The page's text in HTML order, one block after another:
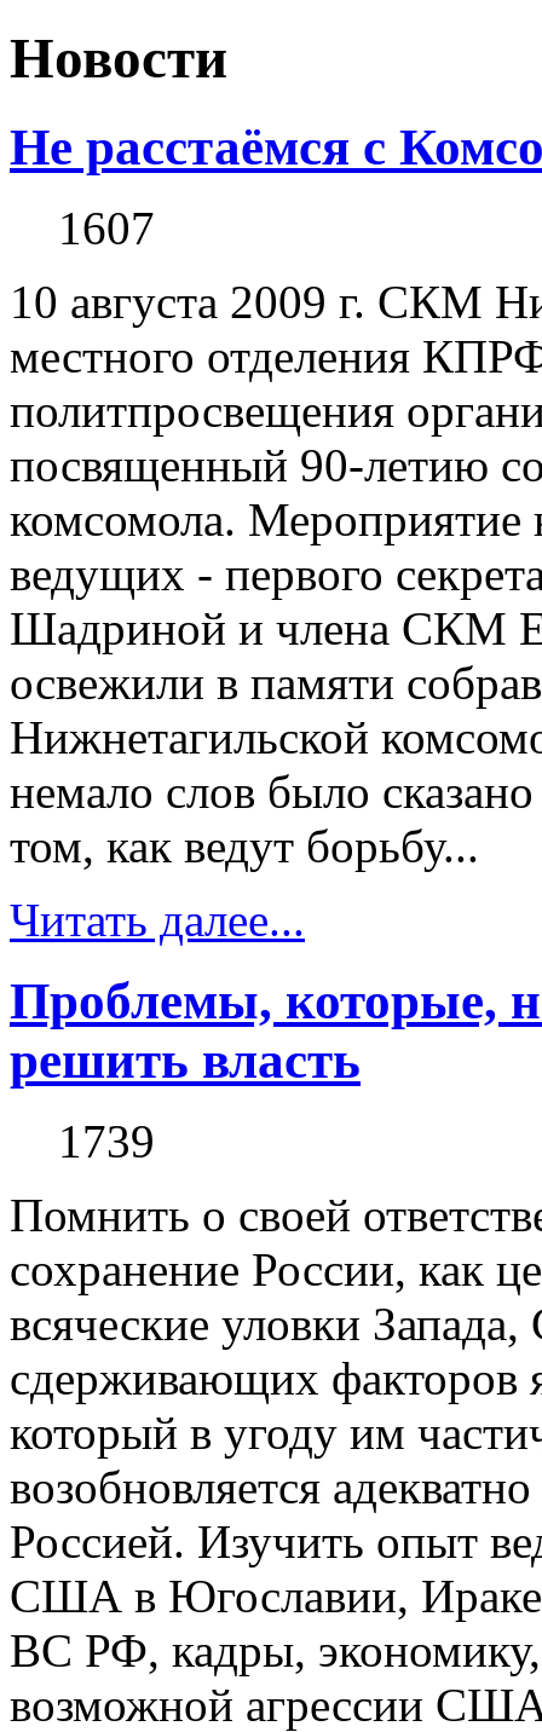
Новости
Не расстаёмся с
1607
10 августа 2009 г. СКМ
местного отделения
политпросвещения
посвященный 90-летию
комсомола. Мероприятие
ведущих - первого
Шадриной и члена СКМ
освежили в памяти
Нижнетагильской
немало слов было
том, как ведут борьбу...
Читать далее...
Проблемы, которые,
решить власть
1739
Помнить о своей
сохранение России, как
всяческие уловки
сдерживающих факторов
который в угоду им
возобновляется
Россией. Изучить опыт
США в Югославии, Ираке
ВС РФ, кадры,
возможной агрессии